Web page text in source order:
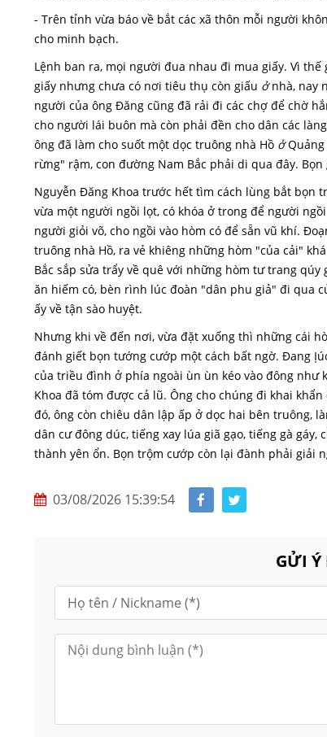
- Trên tỉnh vừa báo về bắt các xã thôn mỗi người
cho minh bạch.
Lệnh ban ra, mọi người đua nhau đi mua giấy. Vì thế
giấy nhưng chưa có nơi tiêu thụ còn giấu ởnhà, nay
người của ông Đăng cũng đã rải đi các chợ để chờ
cho người lái buôn mà còn phải đền cho dân các
ông đã làm cho suốt một dọc truông nhà Hồ ởQuảng
rừng" rậm, con đường Nam Bắc phải di qua đây.
Nguyễn Đăng Khoa trước hết tìm cách lùng bắt bọn
vừa một người ngồi lọt, có khóa ở trong để người
người giỏi võ, cho ngồi vào hòm có để sẵn vũ khí.
truông nhà Hồ, ra vẻ khiêng những hòm "của cải"
Bắc sắp sửa trẩy về quê với những hòm tư trang
ăn hiếm có, bèn rình lúc đoàn "dân phu giả" đi qua
ấy về tận sào huyệt.
Nhưng khi về đến nơi, vừa đặt xuống thì những cái
đánh giết bọn tướng cướp một cách bất ngờ. Đang
của triều đình ở phía ngoài ùn ùn kéo vào đông như
Khoa đã tóm được cả lũ. Ông cho chúng đi khai
đó, ông còn chiêu dân lập ấp ở dọc hai bên truông,
dân cư đông dúc, tiếng xay lúa giã gạo, tiếng gà
thành yên ổn. Bọn trộm cướp còn lại đành phải giải
03/08/2026 15:39:54
GỬI Ý